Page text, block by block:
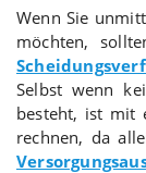
Wenn Sie
möchten,
Selbst wenn
besteht, ist mit
rechnen, da